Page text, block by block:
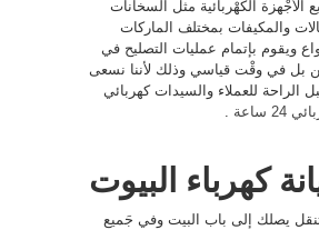
الأجْهزة الكهْربائية مثل السخانات
والمكيفات بمختلف الماركات
ويقوم بإتمام عمليات التصليح في
بل في وقْت قياسي وذلك لأننا نسعى
الراحة للعملاء والسيدات كهربائي
24 ساعة
كهرباء البيوت
يصلك إلى باب البيت وفي جَميع